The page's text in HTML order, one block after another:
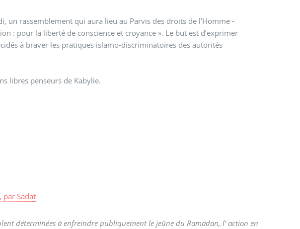
un rassemblement qui aura lieu au Parvis des droits de l’Homme -
: pour la liberté de conscience et croyance ». Le but est d’exprimer
à braver les pratiques islamo-discriminatoires des autorités
libres penseurs de Kabylie.
, par Sadat
déterminées à enfreindre publiquement le jeûne du Ramadan, l’ action en